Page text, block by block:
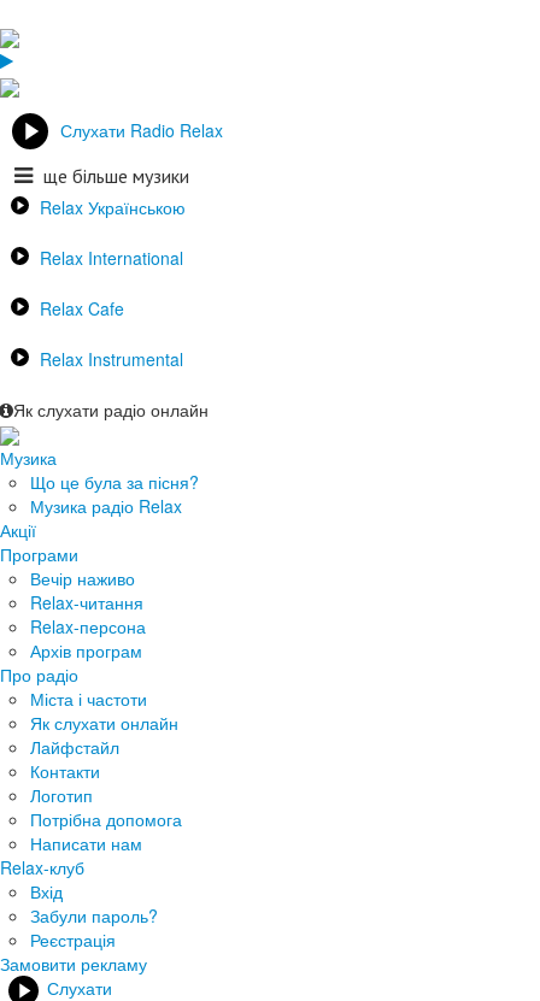
Слухати Radio Relax
ще більше музики
Relax Українською
Relax International
Relax Cafe
Relax Instrumental
Як слухати радіо онлайн
Музика
Що це була за пісня?
Музика радіо Relax
Акції
Програми
Вечір наживо
Relax-читання
Relax-персона
Архів програм
Про радіо
Міста і частоти
Як слухати онлайн
Лайфстайл
Контакти
Логотип
Потрібна допомога
Написати нам
Relax-клуб
Вхід
Забули пароль?
Реєстрація
Замовити рекламу
Слухати